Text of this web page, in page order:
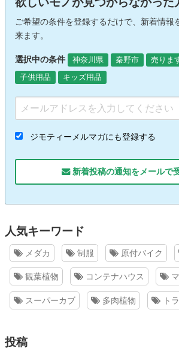
ご希望の条件を登録するだけで、新着情報
来ます。
選択中の条件 神奈川県 秦野市
売りま
子供用品
キッズ用品
ジモティーメルマガにも登録する
新着投稿の通知をメールで
人気キーワード
メダカ 制服 原付バイク
観葉植物 コンテナハウス
スーパーカブ 多肉植物 ト
投稿